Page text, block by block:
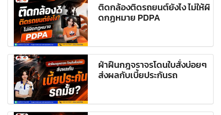
ติดกล้องติดรถยนต์ยังไง ไม่ให้ผิ
ดกฏหมาย PDPA
ฝ่าฝืนกฎจราจรโดนใบสั่งบ่อยๆ
ส่งผลกับเบี้ยประกันรถ